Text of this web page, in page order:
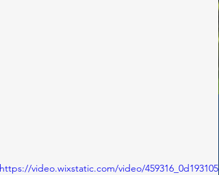
https://video.wixstatic.com/video/459316_0d193105